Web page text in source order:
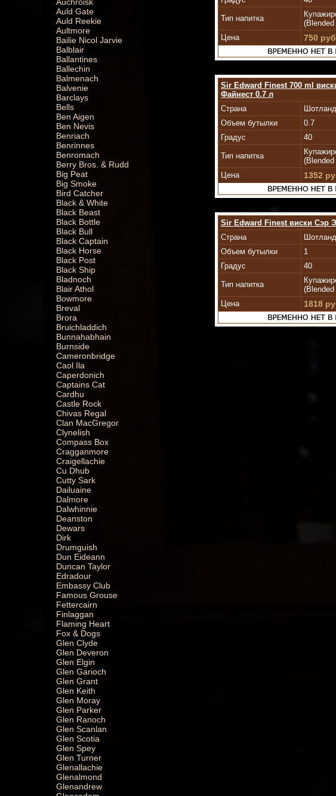
Auld Gate
Auld Reekie
Aultmore
Bailie Nicol Jarvie
Balblair
Ballantines
Ballechin
Balmenach
Balvenie
Barclays
Bells
Ben Aigen
Ben Nevis
Benriach
Benrinnes
Benromach
Berry Bros. & Rudd
Big Peat
Big Smoke
Bird Catcher
Black & White
Black Beast
Black Bottle
Black Bull
Black Captain
Black Horse
Black Post
Black Ship
Bladnoch
Blair Athol
Bowmore
Breval
Brora
Bruichladdich
Bunnahabhain
Burnside
Cameronbridge
Caol Ila
Caperdonich
Captains Cat
Cardhu
Castle Rock
Chivas Regal
Clan MacGregor
Clynelish
Compass Box
Cragganmore
Craigellachie
Cu Dhub
Cutty Sark
Dailuaine
Dalmore
Dalwhinnie
Deanston
Dewars
Dirk
Drumguish
Dun Eideann
Duncan Taylor
Edradour
Embassy Club
Famous Grouse
Fettercairn
Finlaggan
Flaming Heart
Fox & Dogs
Glen Clyde
Glen Deveron
Glen Elgin
Glen Garioch
Glen Grant
Glen Keith
Glen Moray
Glen Parker
Glen Ranoch
Glen Scanlan
Glen Scotia
Glen Spey
Glen Turner
Glenallachie
Glenalmond
Glenandrew
Тип напитка
Цена
750
Sir Edward Finest 700 ml
Файнест 0.7 л
Страна
Объем бутылки
0.7
Градус
40
Тип напитка
Цена
1352
Sir Edward Finest виски Сэр
Страна
Объем бутылки
1
Градус
40
Тип напитка
Цена
1818